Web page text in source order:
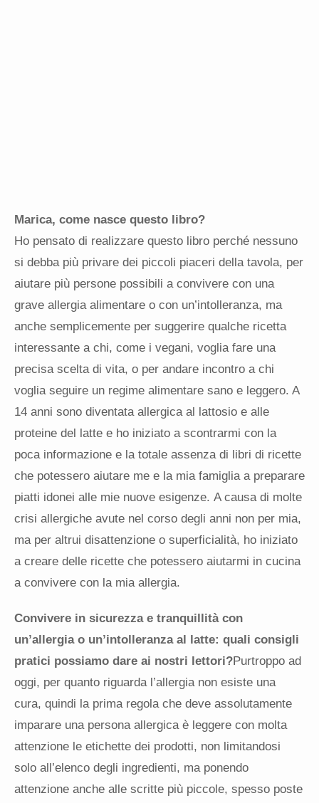
Marica, come nasce questo libro?
Ho pensato di realizzare questo libro perché nessuno
si debba più privare dei piccoli piaceri della tavola, per
aiutare più persone possibili a convivere con una
grave allergia alimentare o con un’intolleranza, ma
anche semplicemente per suggerire qualche ricetta
interessante a chi, come i vegani, voglia fare una
precisa scelta di vita, o per andare incontro a chi
voglia seguire un regime alimentare sano e leggero. A
14 anni sono diventata allergica al lattosio e alle
proteine del latte e ho iniziato a scontrarmi con la
poca informazione e la totale assenza di libri di ricette
che potessero aiutare me e la mia famiglia a preparare
piatti idonei alle mie nuove esigenze. A causa di molte
crisi allergiche avute nel corso degli anni non per mia,
ma per altrui disattenzione o superficialità, ho iniziato
a creare delle ricette che potessero aiutarmi in cucina
a convivere con la mia allergia.
Convivere in sicurezza e tranquillità con
un’allergia o un’intolleranza al latte: quali consigli
pratici possiamo dare ai nostri lettori?Purtroppo ad
oggi, per quanto riguarda l’allergia non esiste una
cura, quindi la prima regola che deve assolutamente
imparare una persona allergica è leggere con molta
attenzione le etichette dei prodotti, non limitandosi
solo all’elenco degli ingredienti, ma ponendo
attenzione anche alle scritte più piccole, spesso poste